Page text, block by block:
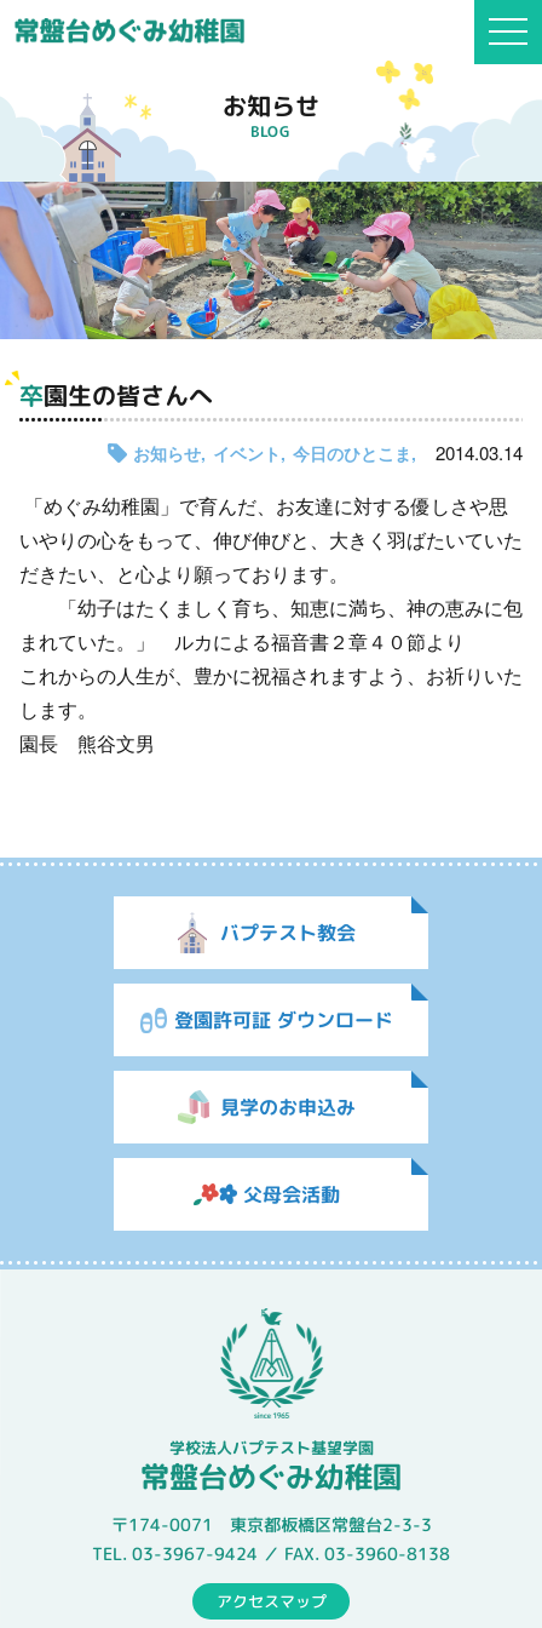
お知らせ
BLOG
卒園生の皆さんへ
お知らせ イベント 今日のひとこま 2014.03.14
「めぐみ幼稚園」で育んだ、お友達に対する優しさや思
いやりの心をもって、伸び伸びと、大きく羽ばたいていた
だきたい、と心より願っております。
「幼子はたくましく育ち、知恵に満ち、神の恵みに包
まれていた。」 ルカによる福音書２章４０節より
これからの人生が、豊かに祝福されますよう、お祈りいた
します。
園長 熊谷文男
バプテスト教会
登園許可証 ダウンロード
見学のお申込み
父母会活動
学校法人バプテスト基望学園
常盤台めぐみ幼稚園
〒174-0071 東京都板橋区常盤台2-3-3
TEL. 03-3967-9424 ／ FAX. 03-3960-8138
アクセスマップ